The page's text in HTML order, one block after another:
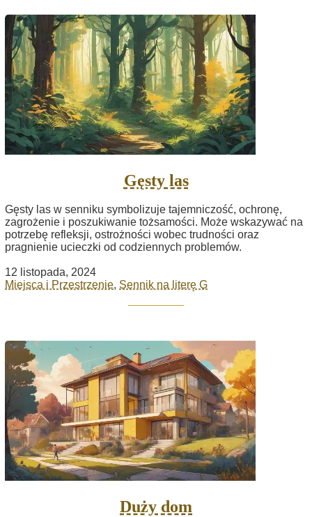
Gęsty las
Gęsty las w senniku symbolizuje tajemniczość, ochronę,
zagrożenie i poszukiwanie tożsamości. Może wskazywać na
potrzebę refleksji, ostrożności wobec trudności oraz
pragnienie ucieczki od codziennych problemów.
12 listopada, 2024
Miejsca i Przestrzenie, Sennik na literę G
Duży dom